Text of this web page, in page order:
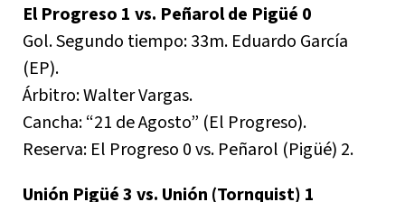
El Progreso 1 vs. Peñarol de Pigüé 0
Gol. Segundo tiempo: 33m. Eduardo García
(EP).
Árbitro: Walter Vargas.
Cancha: “21 de Agosto” (El Progreso).
Reserva: El Progreso 0 vs. Peñarol (Pigüé) 2.
Unión Pigüé 3 vs. Unión (Tornquist) 1